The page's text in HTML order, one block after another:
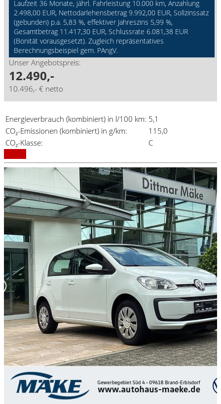
Laufzeit 36 Monate, jährl. Fahrleistung 10.000 km, Anzahlung
2.498,00 EUR, Nettodarlehensbetrag 9.992,00 EUR, Sollzinssatz
(gebunden) p.a. 5,83 %, effektiver Jahreszins 5,99 %,
Gesamtbetrag 11.417,30 EUR, Schlussrate 6.081,38 EUR
(Bonität vorausgesetzt). Zugleich repräsentatives
Berechnungsbeispiel gem. PAngV.
Unser Angebotspreis:
12.490,-
10.496,- € netto
Energieverbrauch (kombiniert) in l/100 km: 5,1
CO₂-Emissionen (kombiniert) in g/km:
115,0
CO₂-Klasse:
C